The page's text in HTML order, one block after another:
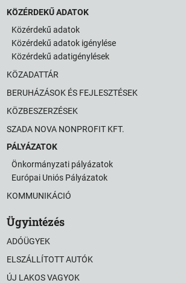
KÖZÉRDEKŰ ADATOK
Közérdekű adatok
Közérdekű adatok igénylése
Közérdekű adatigénylések
KÖZADATTÁR
BERUHÁZÁSOK ÉS FEJLESZTÉSEK
KÖZBESZERZÉSEK
SZADA NOVA NONPROFIT KFT.
PÁLYÁZATOK
Önkormányzati pályázatok
Európai Uniós Pályázatok
KOMMUNIKÁCIÓ
Ügyintézés
ADÓÜGYEK
ELSZÁLLÍTOTT AUTÓK
ÚJ LAKOS VAGYOK